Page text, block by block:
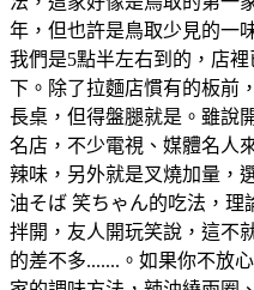
年，但也許是鳥取少見的一
我們是5點半左右到的，店
下。除了拉麵店慣有的板前
長桌，但得盤腿就是。雖說
名店，不少電視、媒體名人
辣味，另外就是叉燒加量，
油そば 笑ちゃん的吃法，
拌開，友人開玩笑說，這不
的差不多.......。如果你不放